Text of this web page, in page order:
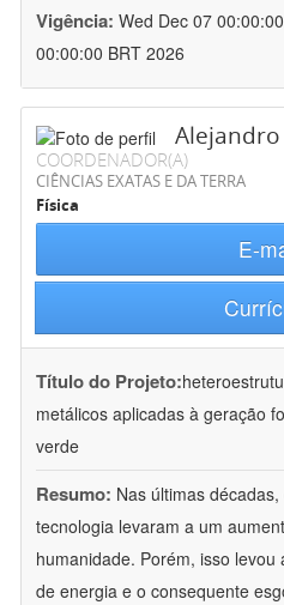
Vigência: Wed Dec 07
00:00:00 BRT 2026
Alejandro
COORDENADOR(A)
CIÊNCIAS EXATAS E DA TERRA
Física
E-
Título do Projeto:
metálicos aplicadas à geração
verde
Resumo: Nas últimas
tecnologia levaram a um
humanidade. Porém, isso
de energia e o consequente